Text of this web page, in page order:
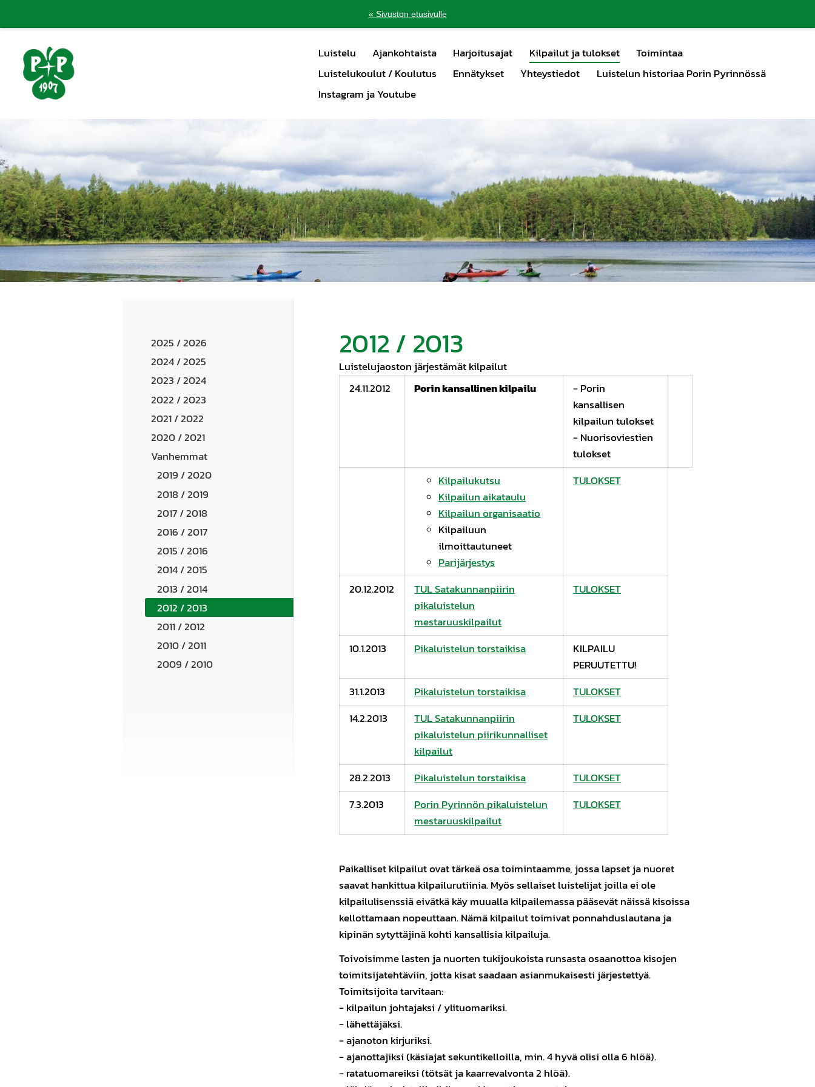
sivun
sisältöön
« Sivuston etusivulle
Porin Pyrintö ry
Luistelu Ajankohtaista Harjoitusajat Kilpailut ja tulokset
Toimintaa
Luistelukoulut / Koulutus
Ennätykset Yhteystiedot
Luistelun historiaa Porin Pyrinnössä
Instagram ja Youtube
2025 / 2026
2024 / 2025
2023 / 2024
2022 / 2023
2021 / 2022
2020 / 2021
Vanhemmat
2019 / 2020
2018 / 2019
2017 / 2018
2016 / 2017
2015 / 2016
2014 / 2015
2013 / 2014
2012 / 2013
2011 / 2012
2010 / 2011
2009 / 2010
2012 / 2013
Luistelujaoston järjestämät kilpailut
24.11.2012
Porin kansallinen kilpailu
- Porin
kansallisen
kilpailun tulokset
- Nuorisoviestien
tulokset
Kilpailukutsu
Kilpailun aikataulu
Kilpailun organisaatio
Kilpailuun
ilmoittautuneet
Parijärjestys
TULOKSET
20.12.2012
TUL Satakunnanpiirin
pikaluistelun
mestaruuskilpailut
TULOKSET
10.1.2013 Pikaluistelun torstaikisa
KILPAILU
PERUUTETTU!
31.1.2013
Pikaluistelun torstaikisa
TULOKSET
14.2.2013
TUL Satakunnanpiirin
pikaluistelun piirikunnalliset
kilpailut
TULOKSET
28.2.2013 Pikaluistelun torstaikisa
TULOKSET
7.3.2013
Porin Pyrinnön pikaluistelun
mestaruuskilpailut
TULOKSET
Paikalliset kilpailut ovat tärkeä osa toimintaamme, jossa lapset ja nuoret
saavat hankittua kilpailurutiinia. Myös sellaiset luistelijat joilla ei ole
kilpailulisenssiä eivätkä käy muualla kilpailemassa pääsevät näissä kisoissa
kellottamaan nopeuttaan. Nämä kilpailut toimivat ponnahduslautana ja
kipinän sytyttäjinä kohti kansallisia kilpailuja.
Toivoisimme lasten ja nuorten tukijoukoista runsasta osaanottoa kisojen
toimitsijatehtäviin, jotta kisat saadaan asianmukaisesti järjestettyä.
Toimitsijoita tarvitaan:
- kilpailun johtajaksi / ylituomariksi.
- lähettäjäksi.
- ajanoton kirjuriksi.
- ajanottajiksi (käsiajat sekuntikelloilla, min. 4 hyvä olisi olla 6 hlöä).
- ratatuomareiksi (tötsät ja kaarrevalvonta 2 hlöä).